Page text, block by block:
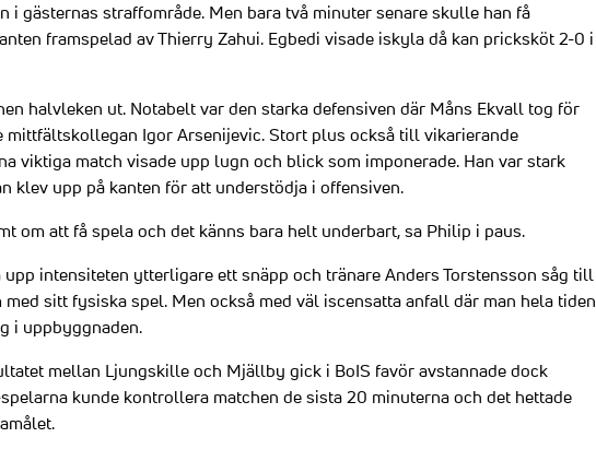
i gästernas straffområde. Men bara två minuter senare skulle han få
framspelad av Thierry Zahui. Egbedi visade iskyla då kan pricksköt 2-0 i
halvleken ut. Notabelt var den starka defensiven där Måns Ekvall tog för
mittfältskollegan Igor Arsenijevic. Stort plus också till vikarierande
viktiga match visade upp lugn och blick som imponerade. Han var stark
klev upp på kanten för att understödja i offensiven.
om att få spela och det känns bara helt underbart, sa Philip i paus.
intensiteten ytterligare ett snäpp och tränare Anders Torstensson såg till
sitt fysiska spel. Men också med väl iscensatta anfall där man hela tiden
i uppbyggnaden.
mellan Ljungskille och Mjällby gick i BoIS favör avstannade dock
kunde kontrollera matchen de sista 20 minuterna och det hettade